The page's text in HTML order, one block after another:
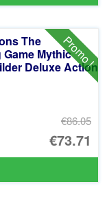
Promo !
The
Mythic
Deluxe Action
€86.05
€73.71
Le